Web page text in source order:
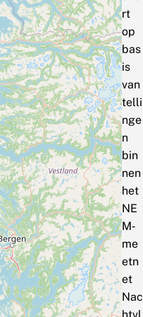
rt
op
bas
is
van
telli
nge
n
bin
nen
het
NE
M‑
me
etn
et
Nac